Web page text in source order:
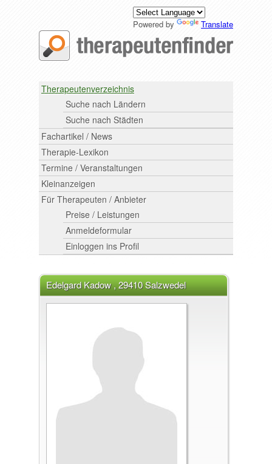
Powered by Translate
Therapeutenverzeichnis
Suche nach Ländern
Suche nach Städten
Fachartikel / News
Therapie-Lexikon
Termine / Veranstaltungen
Kleinanzeigen
Für Therapeuten / Anbieter
Preise / Leistungen
Anmeldeformular
Einloggen ins Profil
Edelgard Kadow , 29410 Salzwedel